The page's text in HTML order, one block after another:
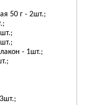
50 г - 2шт.;
- 1шт.;